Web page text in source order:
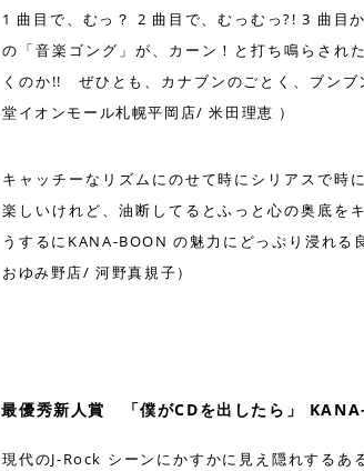
1 曲目で、むっ？ 2 曲目で、むっむっ?! 3 曲目
の「音楽ゴング」が、カーン！と打ち鳴らされ
くのか!! ぜひとも、カナブンのごとく、ブン
堂イオンモール札幌平岡店/ 米田理恵 ）
キャッチーなリズムにのせて時にシリアスで時
楽しいけれど、油断してるとふっと心の奥底を
うするにKANA-BOON の魅力にどっぷり浸れる
おゆみ野店/ 河野真規子）
最優秀新人賞 「僕がCDを出したら」
現代のJ-Rock シーンにかすかに見え隠れするあ